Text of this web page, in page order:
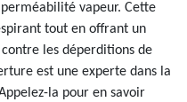
vapeur. Cette
tout en offrant un
les déperditions de
est une experte dans la
la pour en savoir